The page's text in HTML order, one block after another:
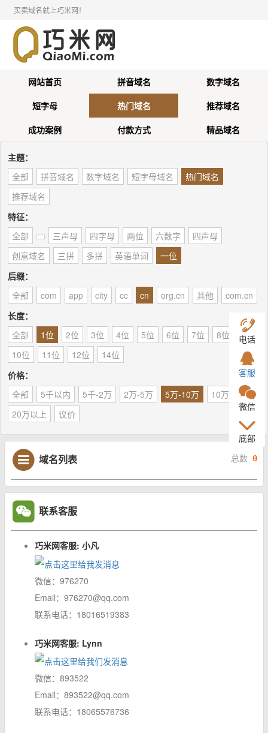
买卖域名就上巧米网！
网站首页 拼音域名
数字域名
短字母
热门域名
推荐域名
成功案例
付款方式 精品域名
主题：
全部
拼音域名 数字域名 短字母域名
热门域名
推荐域名
特征：
全部
三声母 四字母 两位 六数字
四声母
创意域名
三拼 多拼 英语单词
一位
后缀：
全部
com app city cc cn org.cn 其他
com.cn
长度：
全部
1位 2位 3位 4位 5位 6位 7位 8位
9位
10位
11位 12位
14位
价格：
全部
5千以内 5千-2万 2万-5万 5万-10万
10万-20万
20万以上
议价
域名列表 总数0
联系客服
巧米网客服: 小凡
微信：976270
Email：976270@qq.com
联系电话：18016519383
巧米网客服: Lynn
微信：893522
Email：893522@qq.com
联系电话：18065576736
电话
客服
微信
底部